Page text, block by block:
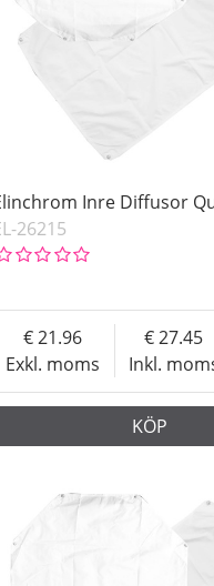
Inre Diffusor
26215
Exkl. moms
21.96
Inkl.
27.45
KÖP